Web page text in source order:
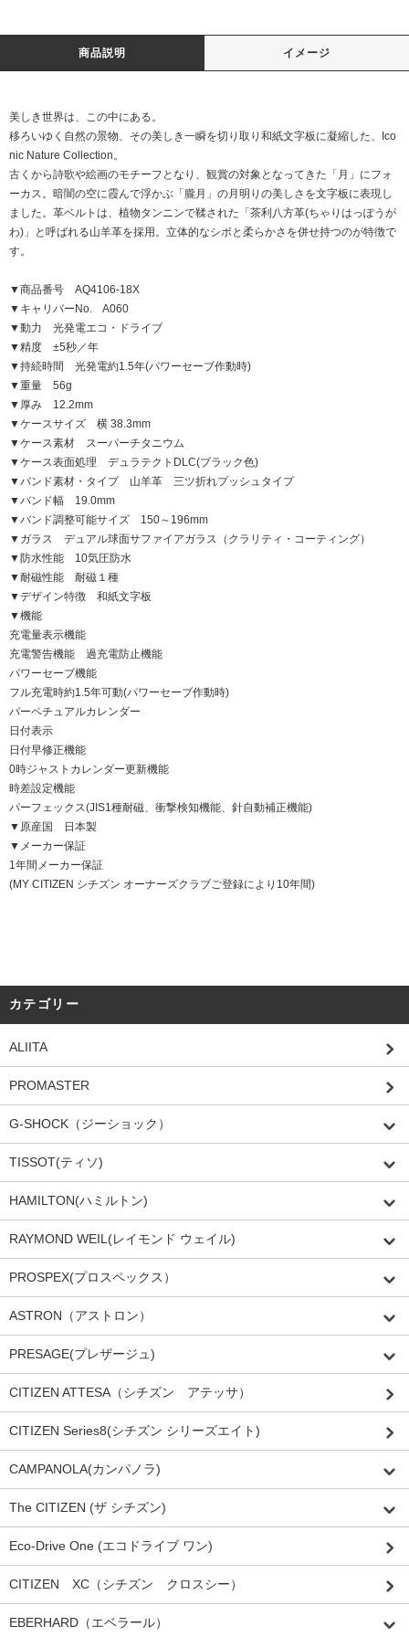
商品説明 イメージ
美しき世界は、この中にある。
移ろいゆく自然の景物、その美しき一瞬を切り取り和紙文字板に凝縮した、Ico
nic Nature Collection。
古くから詩歌や絵画のモチーフとなり、観賞の対象となってきた「月」にフォ
ーカス。暗闇の空に霞んで浮かぶ「朧月」の月明りの美しさを文字板に表現し
ました。革ベルトは、植物タンニンで鞣された「茶利八方革(ちゃりはっぽうが
わ)」と呼ばれる山羊革を採用。立体的なシボと柔らかさを併せ持つのが特徴で
す。
▼商品番号 AQ4106-18X
▼キャリバーNo. A060
▼動力 光発電エコ・ドライブ
▼精度 ±5秒／年
▼持続時間 光発電約1.5年(パワーセーブ作動時)
▼重量 56g
▼厚み 12.2mm
▼ケースサイズ 横 38.3mm
▼ケース素材 スーパーチタニウム
▼ケース表面処理 デュラテクトDLC(ブラック色)
▼バンド素材・タイプ 山羊革 三ツ折れプッシュタイプ
▼バンド幅 19.0mm
▼バンド調整可能サイズ 150～196mm
▼ガラス デュアル球面サファイアガラス（クラリティ・コーティング）
▼防水性能 10気圧防水
▼耐磁性能 耐磁１種
▼デザイン特徴 和紙文字板
▼機能
充電量表示機能
充電警告機能 過充電防止機能
パワーセーブ機能
フル充電時約1.5年可動(パワーセーブ作動時)
パーペチュアルカレンダー
日付表示
日付早修正機能
0時ジャストカレンダー更新機能
時差設定機能
パーフェックス(JIS1種耐磁、衝撃検知機能、針自動補正機能)
▼原産国 日本製
▼メーカー保証
1年間メーカー保証
(MY CITIZEN シチズン オーナーズクラブご登録により10年間)
カテゴリー
ALIITA
PROMASTER
G-SHOCK（ジーショック）
TISSOT(ティソ)
HAMILTON(ハミルトン)
RAYMOND WEIL(レイモンド ウェイル)
PROSPEX(プロスペックス）
ASTRON（アストロン）
PRESAGE(プレザージュ)
CITIZEN ATTESA（シチズン アテッサ）
CITIZEN Series8(シチズン シリーズエイト)
CAMPANOLA(カンパノラ)
The CITIZEN (ザ シチズン)
Eco-Drive One (エコドライブ ワン)
CITIZEN XC（シチズン クロスシー）
EBERHARD（エベラール）